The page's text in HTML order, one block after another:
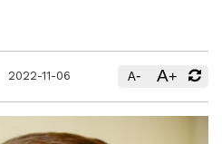
2022-11-06 A- A+